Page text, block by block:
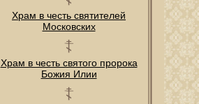
Храм в честь святителей
Московских
Храм в честь святого пророка
Божия Илии